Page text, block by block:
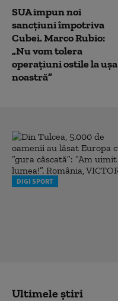
SUA impun noi
sancţiuni împotriva
Cubei. Marco Rubio:
„Nu vom tolera
operaţiuni ostile la uşa
noastră”
DIGI SPORT
Ultimele știri